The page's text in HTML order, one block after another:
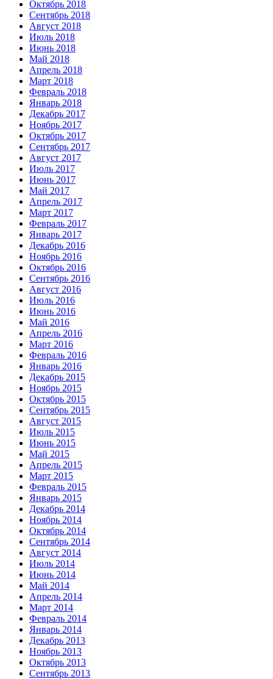
Октябрь 2018
Сентябрь 2018
Август 2018
Июль 2018
Июнь 2018
Май 2018
Апрель 2018
Март 2018
Февраль 2018
Январь 2018
Декабрь 2017
Ноябрь 2017
Октябрь 2017
Сентябрь 2017
Август 2017
Июль 2017
Июнь 2017
Май 2017
Апрель 2017
Март 2017
Февраль 2017
Январь 2017
Декабрь 2016
Ноябрь 2016
Октябрь 2016
Сентябрь 2016
Август 2016
Июль 2016
Июнь 2016
Май 2016
Апрель 2016
Март 2016
Февраль 2016
Январь 2016
Декабрь 2015
Ноябрь 2015
Октябрь 2015
Сентябрь 2015
Август 2015
Июль 2015
Июнь 2015
Май 2015
Апрель 2015
Март 2015
Февраль 2015
Январь 2015
Декабрь 2014
Ноябрь 2014
Октябрь 2014
Сентябрь 2014
Август 2014
Июль 2014
Июнь 2014
Май 2014
Апрель 2014
Март 2014
Февраль 2014
Январь 2014
Декабрь 2013
Ноябрь 2013
Октябрь 2013
Сентябрь 2013